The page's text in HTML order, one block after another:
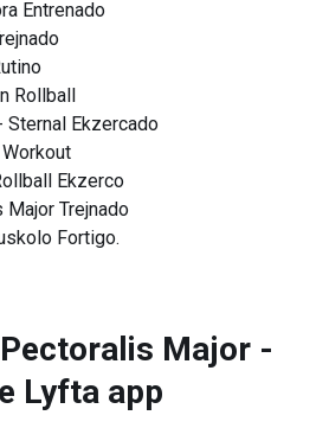
Entrenado
Rollball
Ekzercado
Ekzerco
Trejnado
Fortigo.
Major -
Lyfta app